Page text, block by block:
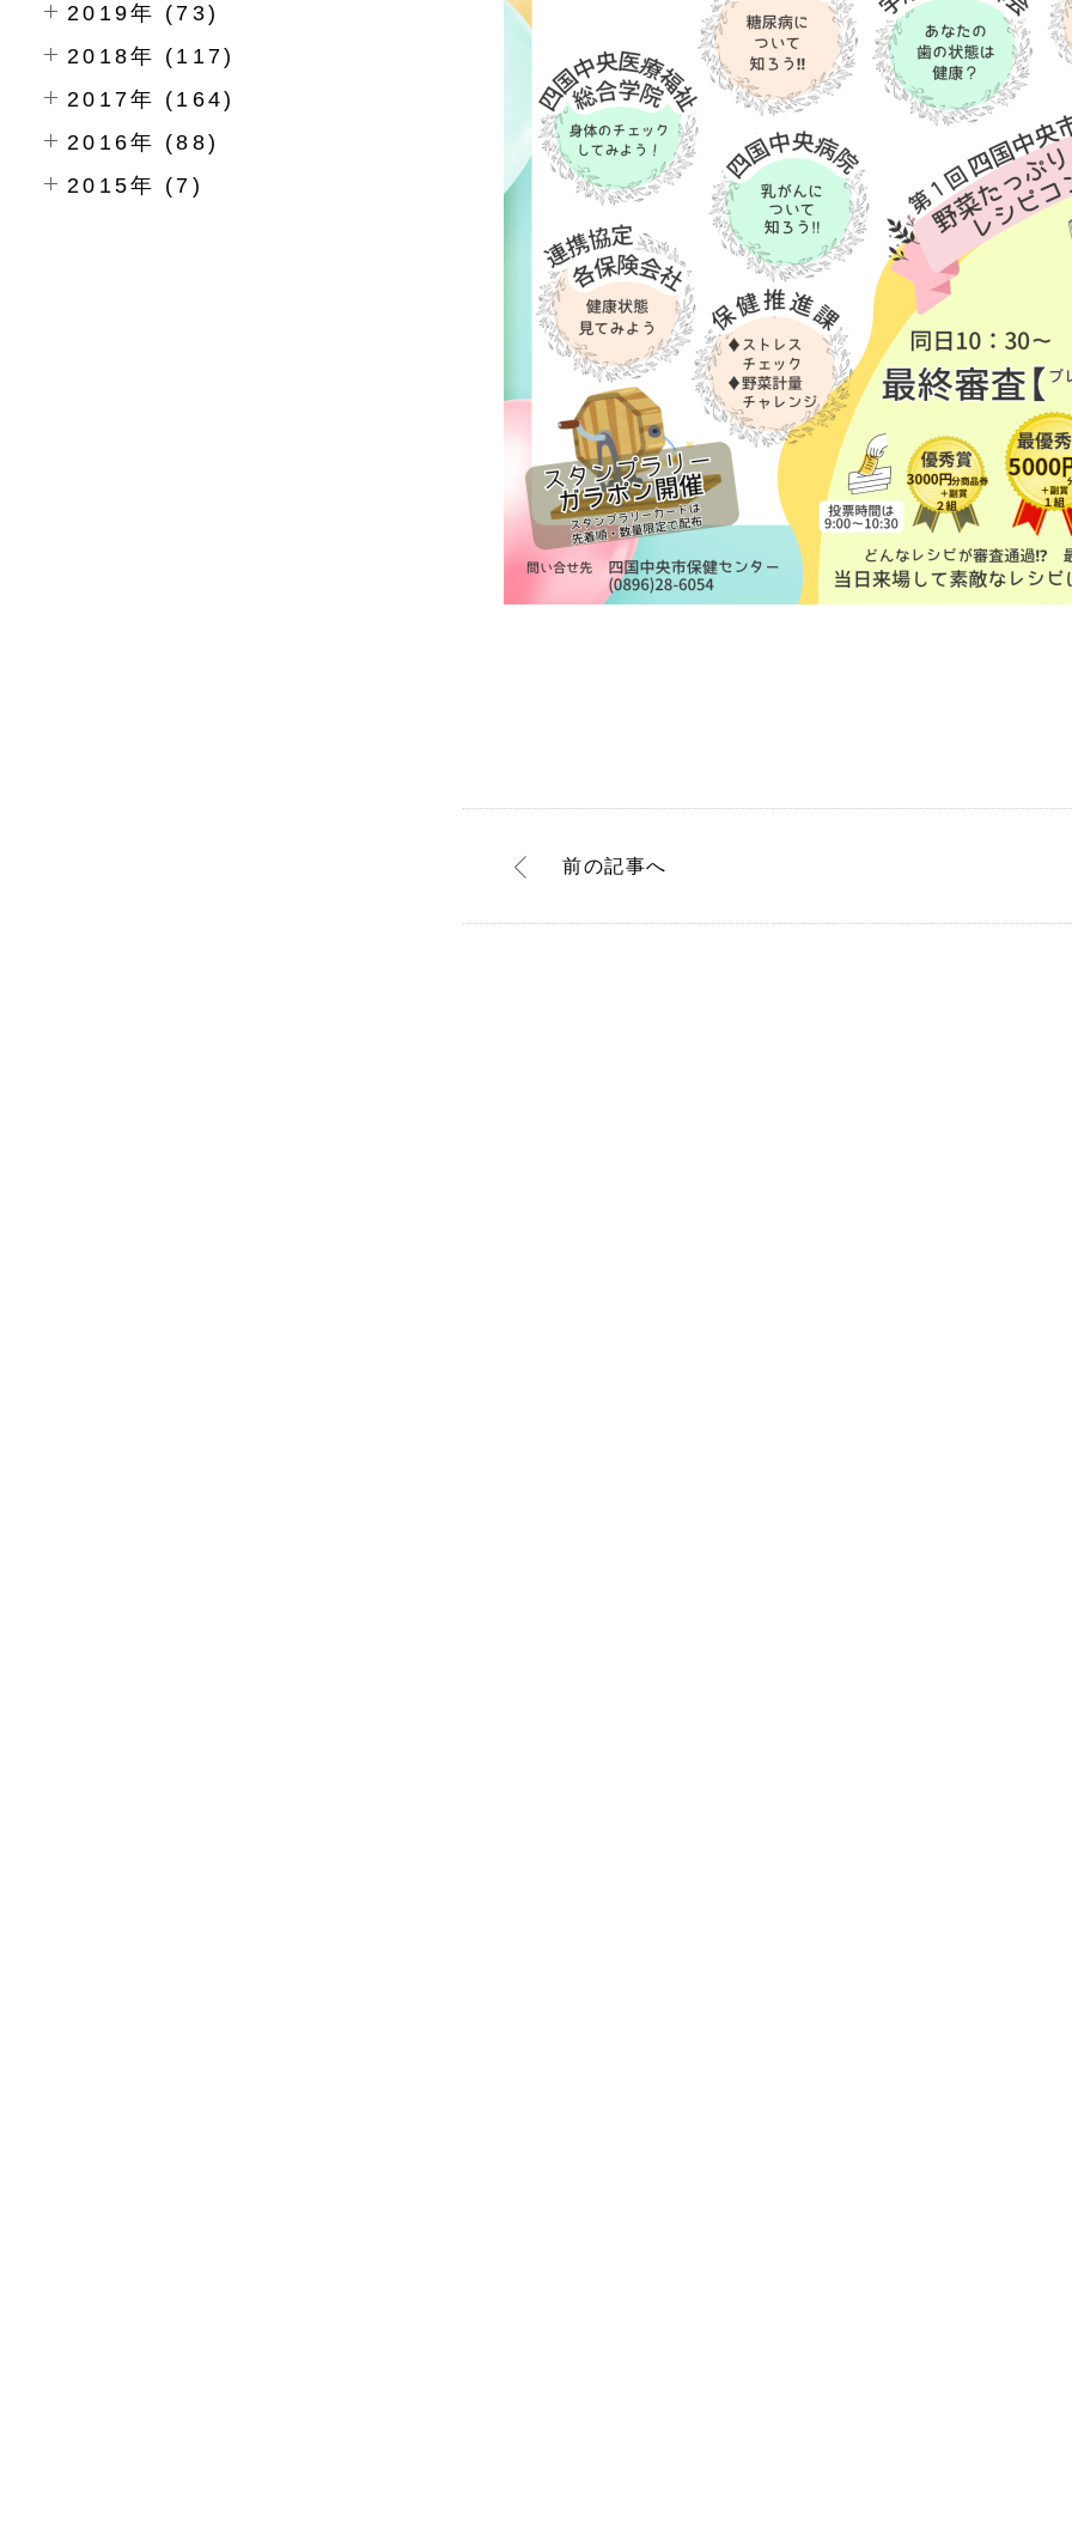
2019年 (73)
2018年 (117)
2017年 (164)
2016年 (88)
2015年 (7)
前の記事へ